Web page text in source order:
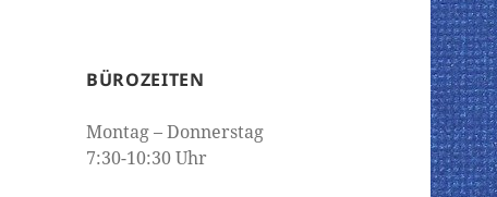
BÜROZEITEN
Montag – Donnerstag
7:30-10:30 Uhr